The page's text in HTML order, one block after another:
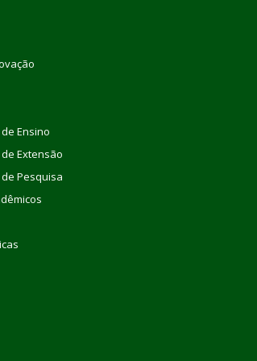
Ensino
Extensão
Pesquisa